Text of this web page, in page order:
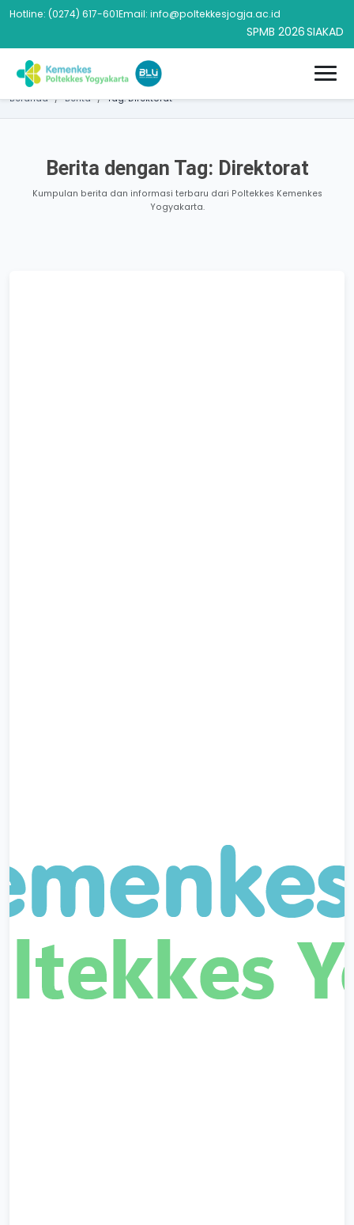
Hotline: (0274) 617-601Email: info@poltekkesjogja.ac.id
SPMB 2026SIAKAD
Beranda Berita Tag: Direktorat
Berita dengan Tag: Direktorat
Kumpulan berita dan informasi terbaru dari Poltekkes Kemenkes
Yogyakarta.